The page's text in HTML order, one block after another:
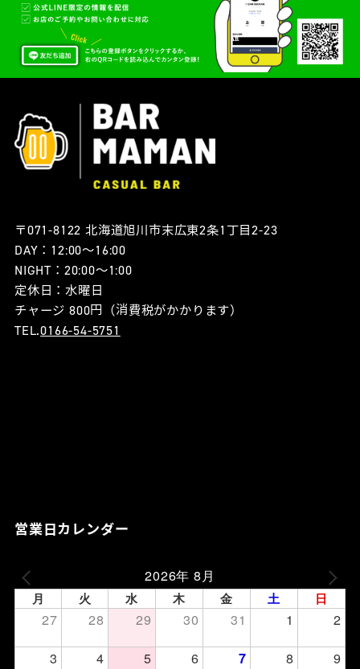
〒071-8122 北海道旭川市末広東2条1丁目2-23
DAY：12:00〜16:00
NIGHT：20:00〜1:00
定休日：水曜日
チャージ 800円（消費税がかかります）
TEL.0166-54-5751
営業日カレンダー
2026年 8月
月 火 水 木 金 土 日
27 28 29 30 31 1
2
3
4 5 6 7 8
9